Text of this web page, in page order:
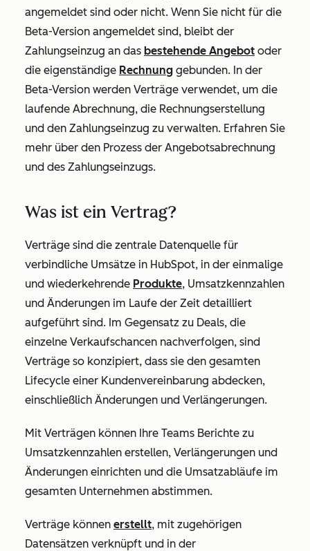
angemeldet sind oder nicht. Wenn Sie nicht für die
Beta-Version angemeldet sind, bleibt der
Zahlungseinzug an das bestehende Angebot oder
die eigenständige Rechnung gebunden. In der
Beta-Version werden Verträge verwendet, um die
laufende Abrechnung, die Rechnungserstellung
und den Zahlungseinzug zu verwalten. Erfahren Sie
mehr über den Prozess der Angebotsabrechnung
und des Zahlungseinzugs.
Was ist ein Vertrag?
Verträge sind die zentrale Datenquelle für
verbindliche Umsätze in HubSpot, in der einmalige
und wiederkehrende Produkte, Umsatzkennzahlen
und Änderungen im Laufe der Zeit detailliert
aufgeführt sind. Im Gegensatz zu Deals, die
einzelne Verkaufschancen nachverfolgen, sind
Verträge so konzipiert, dass sie den gesamten
Lifecycle einer Kundenvereinbarung abdecken,
einschließlich Änderungen und Verlängerungen.
Mit Verträgen können Ihre Teams Berichte zu
Umsatzkennzahlen erstellen, Verlängerungen und
Änderungen einrichten und die Umsatzabläufe im
gesamten Unternehmen abstimmen.
Verträge können erstellt, mit zugehörigen
Datensätzen verknüpft und in der